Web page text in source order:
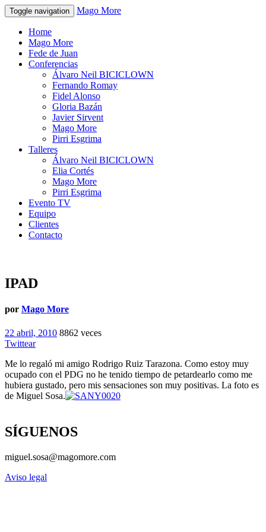
Toggle navigation Mago More
Home
Mago More
Fede de Juan
Conferencias
Álvaro Neil BICICLOWN
Fernando Romay
Fidel Alonso
Gloria Bazán
Javier Sirvent
Mago More
Pirri Esgrima
Talleres
Álvaro Neil BICICLOWN
Elia Cortés
Mago More
Pirri Esgrima
Evento TV
Equipo
Clientes
Contacto
IPAD
por Mago More
22 abril, 2010 8862 veces
Twittear
Me lo regaló mi amigo Rodrigo Ruiz Tarazona. Como estoy muy
ocupado con el PDG no he tenido tiempo de petardearlo como me
hubiera gustado, pero mis sensaciones son muy positivas. La foto es
de Miguel Sosa.
SÍGUENOS
miguel.sosa@magomore.com
Aviso legal